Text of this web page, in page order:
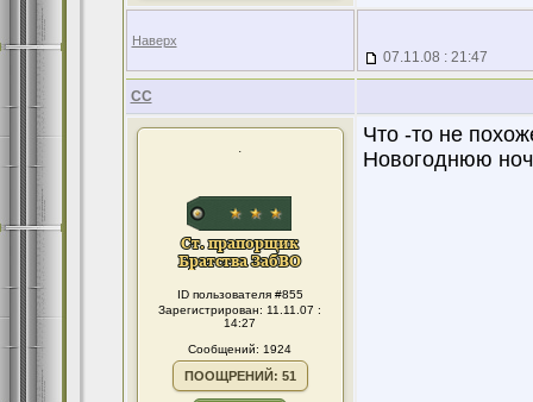
Наверх
07.11.08 : 21:47
CC
.
ID пользователя #855
Зарегистрирован: 11.11.07 :
14:27
Сообщений: 1924
ПООЩРЕНИЙ: 51
Что -то не
Новогоднюю